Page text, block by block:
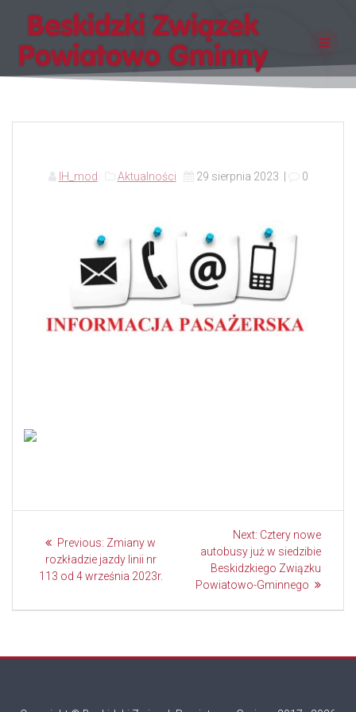
to
content
IH_mod Aktualności 29 sierpnia 2023 0
wpisu
Previous: Previous
post:
Zmiany w
rozkładzie jazdy linii nr
113 od 4 września 2023r.
Next: Next
post:
Cztery nowe
autobusy już w siedzibie
Beskidzkiego Związku
Powiatowo-Gminnego